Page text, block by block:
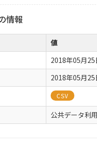
情報
値
2018年05月25
2018年05月25
CSV
公共データ利